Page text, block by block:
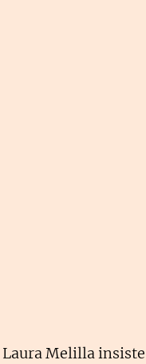
Laura Melilla